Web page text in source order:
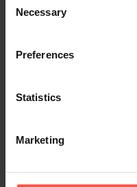
Selection
Necessary
Preferences
Statistics
Marketing
Atmosphäre.
eine Außenkabine der